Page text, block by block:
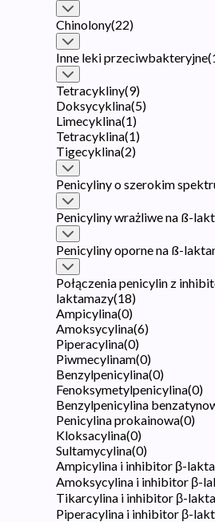
Chinolony(22)
Inne leki przeciwbakteryjne(
Tetracykliny(9)
Doksycyklina(5)
Limecyklina(1)
Tetracyklina(1)
Tigecyklina(2)
Penicyliny o szerokim
Penicyliny wrażliwe na ß-
Penicyliny oporne na ß-
Połączenia penicylin z
laktamazy(18)
Ampicylina(0)
Amoksycylina(6)
Piperacylina(0)
Piwmecylinam(0)
Benzylpenicylina(0)
Fenoksymetylpenicylina(0)
Benzylpenicylina
Penicylina prokainowa(0)
Kloksacylina(0)
Sultamycylina(0)
Ampicylina i inhibitor β-
Amoksycylina i inhibitor β-
Tikarcylina i inhibitor β-
Piperacylina i inhibitor β-